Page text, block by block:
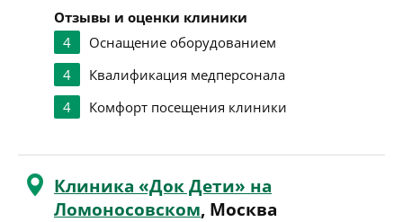
Отзывы и оценки клиники
4
Оснащение оборудованием
4
Квалификация медперсонала
4
Комфорт посещения клиники
Клиника «Док Дети» на
Ломоносовском, Москва